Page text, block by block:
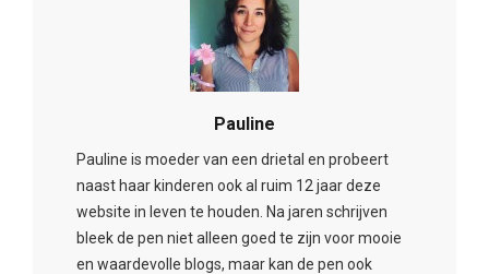
Pauline
Pauline is moeder van een drietal en probeert
naast haar kinderen ook al ruim 12 jaar deze
website in leven te houden. Na jaren schrijven
bleek de pen niet alleen goed te zijn voor mooie
en waardevolle blogs, maar kan de pen ook